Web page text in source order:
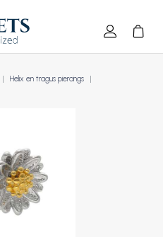
Helix en tragus piercings